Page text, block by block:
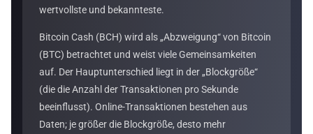
wertvollste und bekannteste.
Bitcoin Cash (BCH) wird als „Abzweigung“ von Bitcoin
(BTC) betrachtet und weist viele Gemeinsamkeiten
auf. Der Hauptunterschied liegt in der „Blockgröße“
(die die Anzahl der Transaktionen pro Sekunde
beeinflusst). Online-Transaktionen bestehen aus
Daten; je größer die Blockgröße, desto mehr